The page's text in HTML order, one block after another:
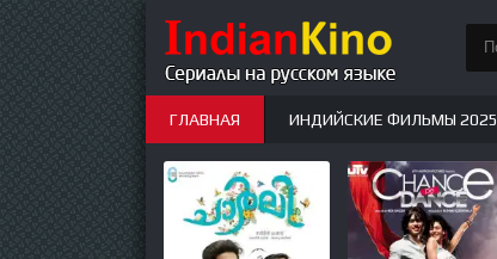
ГЛАВНАЯ ИНДИЙСКИЕ ФИЛЬМЫ 2025
ИНДИЙСКИЕ СЕРИАЛЫ НОВЫЕ